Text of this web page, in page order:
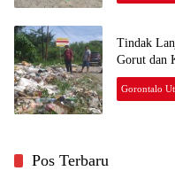
Tindak
Gorut dan
Gorontalo
Pos Terbaru